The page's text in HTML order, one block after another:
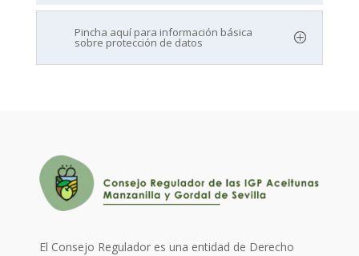
Pincha aquí para información básica
sobre protección de datos
El Consejo Regulador es una entidad de Derecho